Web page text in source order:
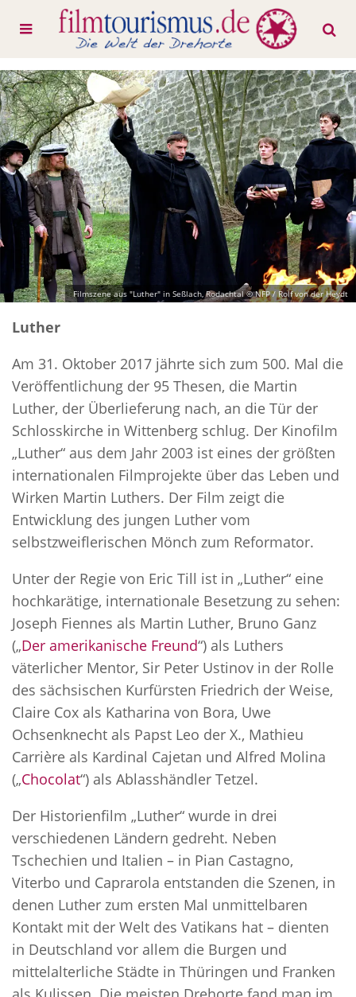
Filmszene aus "Luther" in Seßlach, Rodachtal © NFP / Rolf von der Heydt
Luther
Am 31. Oktober 2017 jährte sich zum 500. Mal die
Veröffentlichung der 95 Thesen, die Martin
Luther, der Überlieferung nach, an die Tür der
Schlosskirche in Wittenberg schlug. Der Kinofilm
„Luther“ aus dem Jahr 2003 ist eines der größten
internationalen Filmprojekte über das Leben und
Wirken Martin Luthers. Der Film zeigt die
Entwicklung des jungen Luther vom
selbstzweiflerischen Mönch zum Reformator.
Unter der Regie von Eric Till ist in „Luther“ eine
hochkarätige, internationale Besetzung zu sehen:
Joseph Fiennes als Martin Luther, Bruno Ganz
(„Der amerikanische Freund“) als Luthers
väterlicher Mentor, Sir Peter Ustinov in der Rolle
des sächsischen Kurfürsten Friedrich der Weise,
Claire Cox als Katharina von Bora, Uwe
Ochsenknecht als Papst Leo der X., Mathieu
Carrière als Kardinal Cajetan und Alfred Molina
(„Chocolat“) als Ablasshändler Tetzel.
Der Historienfilm „Luther“ wurde in drei
verschiedenen Ländern gedreht. Neben
Tschechien und Italien – in Pian Castagno,
Viterbo und Caprarola entstanden die Szenen, in
denen Luther zum ersten Mal unmittelbaren
Kontakt mit der Welt des Vatikans hat – dienten
in Deutschland vor allem die Burgen und
mittelalterliche Städte in Thüringen und Franken